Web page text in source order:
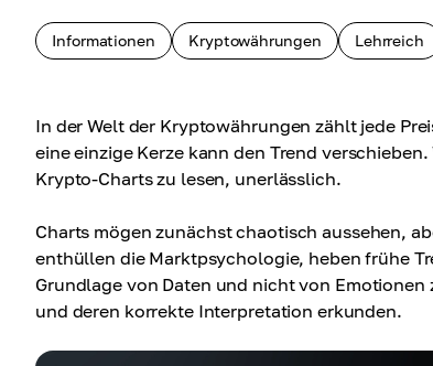
Informationen Kryptowährungen Lehrreich
In der Welt der Kryptowährungen zählt jede
eine einzige Kerze kann den Trend
Krypto-Charts zu lesen, unerlässlich.
Charts mögen zunächst chaotisch aussehen,
enthüllen die Marktpsychologie, heben frühe
Grundlage von Daten und nicht von
und deren korrekte Interpretation erkunden.